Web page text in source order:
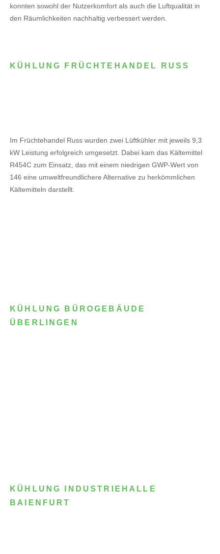
konnten sowohl der Nutzerkomfort als auch die Luftqualität in
den Räumlichkeiten nachhaltig verbessert werden.
KÜHLUNG FRÜCHTEHANDEL RUSS
Im Früchtehandel Russ wurden zwei Lüftkühler mit jeweils 9,3
kW Leistung erfolgreich umgesetzt. Dabei kam das Kältemittel
R454C zum Einsatz, das mit einem niedrigen GWP-Wert von
146 eine umweltfreundlichere Alternative zu herkömmlichen
Kältemitteln darstellt.
KÜHLUNG BÜROGEBÄUDE
ÜBERLINGEN
KÜHLUNG INDUSTRIEHALLE
BAIENFURT